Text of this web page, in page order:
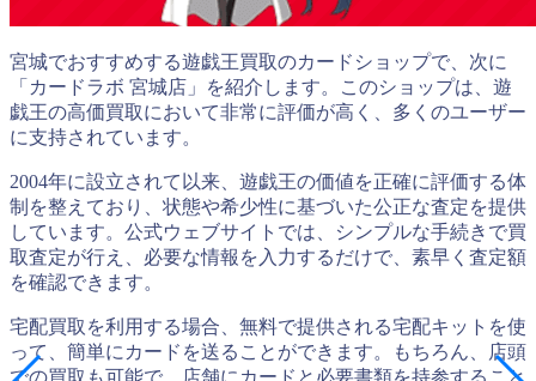
宮城でおすすめする遊戯王買取のカードショップで、次に
「カードラボ 宮城店」を紹介します。このショップは、遊
戯王の高価買取において非常に評価が高く、多くのユーザー
に支持されています。
2004年に設立されて以来、遊戯王の価値を正確に評価する体
制を整えており、状態や希少性に基づいた公正な査定を提供
しています。公式ウェブサイトでは、シンプルな手続きで買
取査定が行え、必要な情報を入力するだけで、素早く査定額
を確認できます。
宅配買取を利用する場合、無料で提供される宅配キットを使
って、簡単にカードを送ることができます。もちろん、店頭
での買取も可能で、店舗にカードと必要書類を持参すること